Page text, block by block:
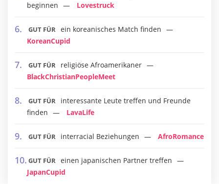
beginnen
Lovestruck
GUT FÜR ein koreanisches Match finden
KoreanCupid
GUT FÜR
religiöse Afroamerikaner
BlackChristianPeopleMeet
GUT FÜR
interessante Leute treffen und Freunde
finden
LavaLife
GUT FÜR interracial Beziehungen AfroRomance
GUT FÜR einen japanischen Partner treffen
JapanCupid